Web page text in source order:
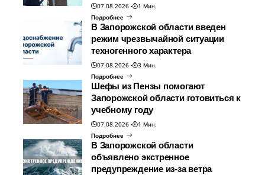
07.08.2026
1 Мин.
Подробнее
В Запорожской области введен
режим чрезвычайной ситуации
техногенного характера
07.08.2026
3 Мин.
Подробнее
Шефы из Пензы помогают
Запорожской области готовиться к
учебному году
07.08.2026
1 Мин.
Подробнее
В Запорожской области
объявлено экстренное
предупреждение из-за ветра